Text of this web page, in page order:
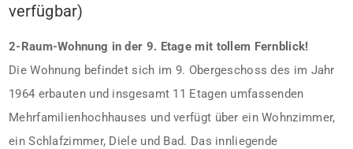
verfügbar)
2-Raum-Wohnung in der 9. Etage mit tollem Fernblick!
Die Wohnung befindet sich im 9. Obergeschoss des im Jahr
1964 erbauten und insgesamt 11 Etagen umfassenden
Mehrfamilienhochhauses und verfügt über ein Wohnzimmer,
ein Schlafzimmer, Diele und Bad. Das innliegende